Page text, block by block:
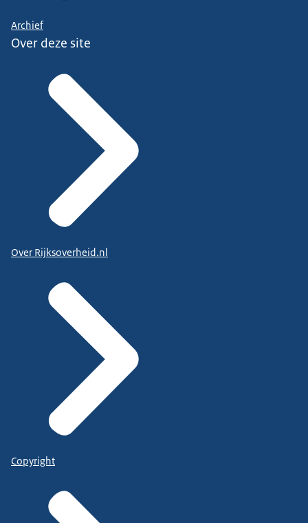
Archief
Over deze site
Over Rijksoverheid.nl
Copyright